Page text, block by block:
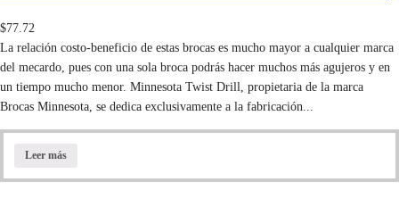
$77.72
La relación costo-beneficio de estas brocas es mucho mayor a cualquier marca
del mecardo, pues con una sola broca podrás hacer muchos más agujeros y en
un tiempo mucho menor. Minnesota Twist Drill, propietaria de la marca
Brocas Minnesota, se dedica exclusivamente a la fabricación...
Leer más